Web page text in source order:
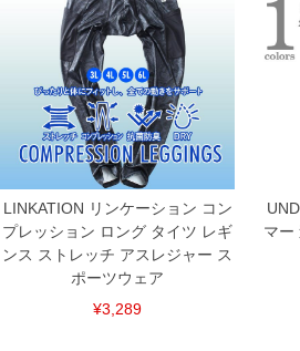
LINKATION リンケーション コン
プレッション ロング タイツ レギ
ンス ストレッチ アスレジャー ス
ポーツウェア
¥3,289
マー